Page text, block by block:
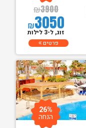
₪3900
₪3050
זוג, ל-3 לילות
פרטים
26%
הנחה